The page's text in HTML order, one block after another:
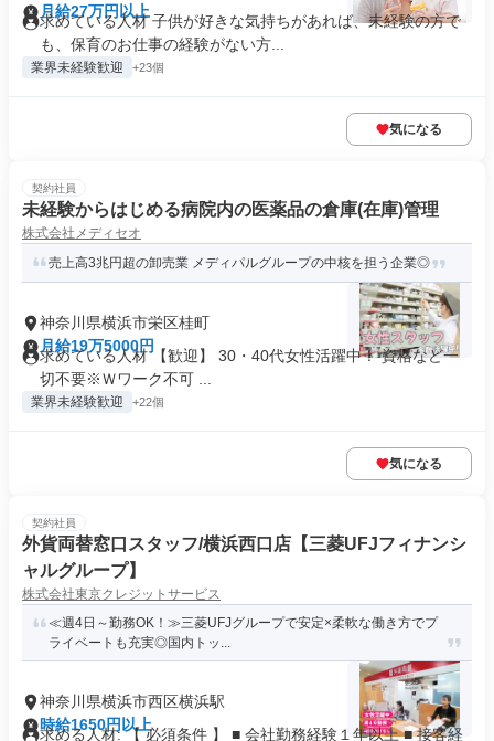
月給27万円以上
求めている人材 子供が好きな気持ちがあれば、未経験の方で
も、保育のお仕事の経験がない方...
業界未経験歓迎 +23個
気になる
契約社員
未経験からはじめる病院内の医薬品の倉庫(在庫)管理
株式会社メディセオ
売上高3兆円超の卸売業 メディパルグループの中核を担う企業◎
神奈川県横浜市栄区桂町
月給19万5000円
求めている人材 【歓迎】 30・40代女性活躍中！ 資格など一
切不要※Ｗワーク不可 ...
業界未経験歓迎 +22個
気になる
契約社員
外貨両替窓口スタッフ/横浜西口店【三菱UFJフィナンシ
ャルグループ】
株式会社東京クレジットサービス
≪週4日～勤務OK！≫三菱UFJグループで安定×柔軟な働き方でプ
ライベートも充実◎国内トッ...
神奈川県横浜市西区横浜駅
時給1650円以上
求める人材: 【 必須条件 】 ■ 会社勤務経験１年以上 ■ 接客経